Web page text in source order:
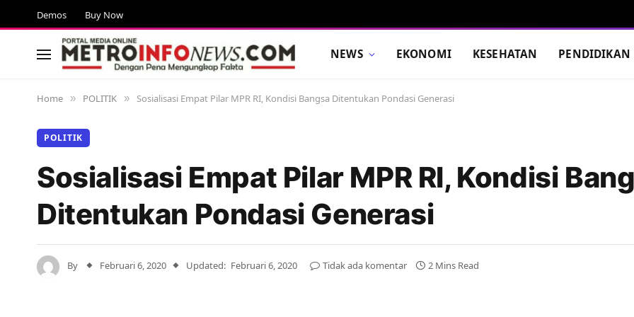
Demos Buy Now
NEWS EKONOMI KESEHATAN PENDIDIKAN
Home » POLITIK » Sosialisasi Empat Pilar MPR RI, Kondisi Bangsa Ditentukan Pondasi Generasi
POLITIK
Sosialisasi Empat Pilar MPR RI, Kondisi
Ditentukan Pondasi Generasi
By Februari 6, 2020 Updated: Februari 6, 2020 Tidak ada komentar 2 Mins Read